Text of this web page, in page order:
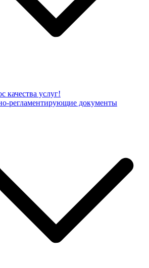
качества услуг!
регламентирующие документы